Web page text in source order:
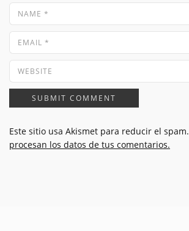
Este sitio usa Akismet para reducir el spam.
procesan los datos de tus comentarios.